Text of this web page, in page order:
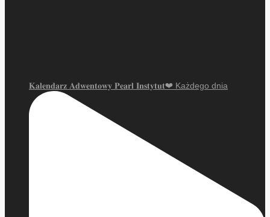
𝐊𝐚𝐥𝐞𝐧𝐝𝐚𝐫𝐳 𝐀𝐝𝐰𝐞𝐧𝐭𝐨𝐰𝐲 𝐏𝐞𝐚𝐫𝐥 𝐈𝐧𝐬𝐭𝐲𝐭𝐮𝐭❤ Każdego dnia